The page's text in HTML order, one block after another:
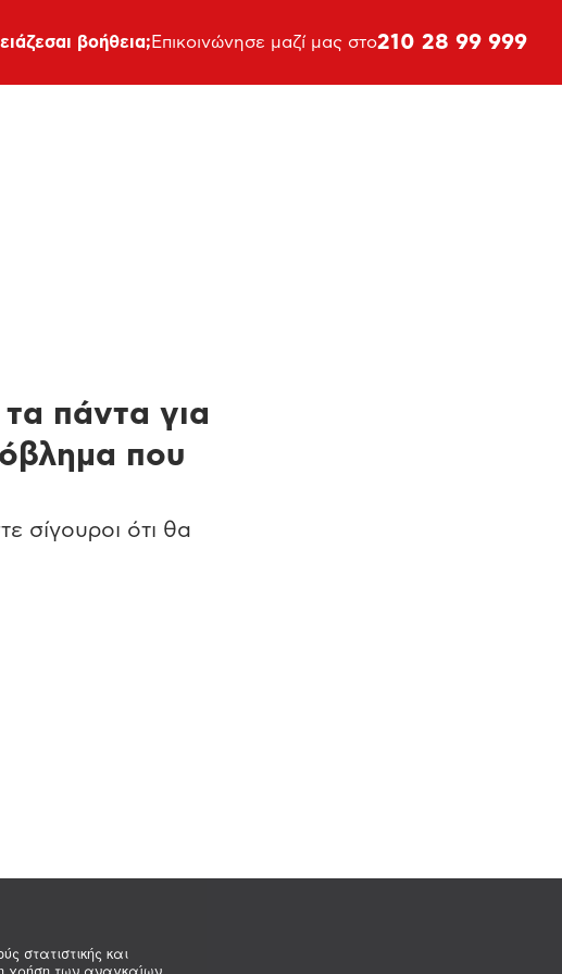
στατιστικής και
βοήθεια; Επικοινώνησε μαζί μας στο210 28 99 999
πάντα για
που
σίγουροι ότι θα